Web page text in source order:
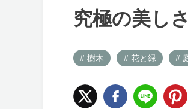
究極の美し
# 樹木 # 花と緑 #